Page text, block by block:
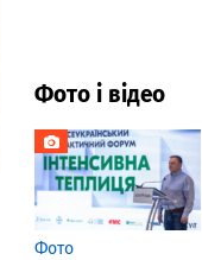
Фото і відео
Фото